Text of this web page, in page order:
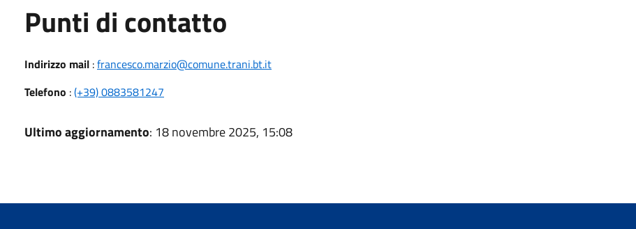
Punti di contatto
Indirizzo mail:francesco.marzio@comune.trani.bt.it
Telefono :(+39) 0883581247
Ultimo aggiornamento: 18 novembre 2025, 15:08